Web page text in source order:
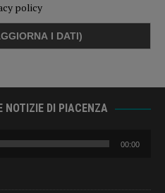
policy
NOTIZIE DI PIACENZA
00:00